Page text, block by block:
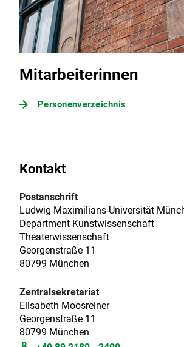
Mitarbeiterinnen
Personenverzeichnis
Kontakt
Postanschrift
Ludwig-Maximilians-Universität
Department Kunstwissenschaft
Theaterwissenschaft
Georgenstraße 11
80799 München
Zentralsekretariat
Elisabeth Moosreiner
Georgenstraße 11
80799 München